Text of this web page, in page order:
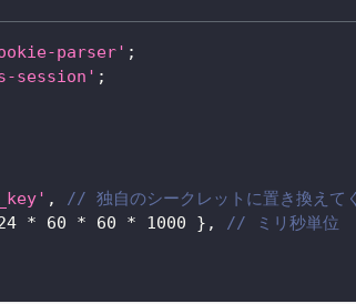
parser' ;
session' ;
,
// 独自のシークレットに置き換えて
* 60 * 60 * 1000 } ,
// ミリ秒単位